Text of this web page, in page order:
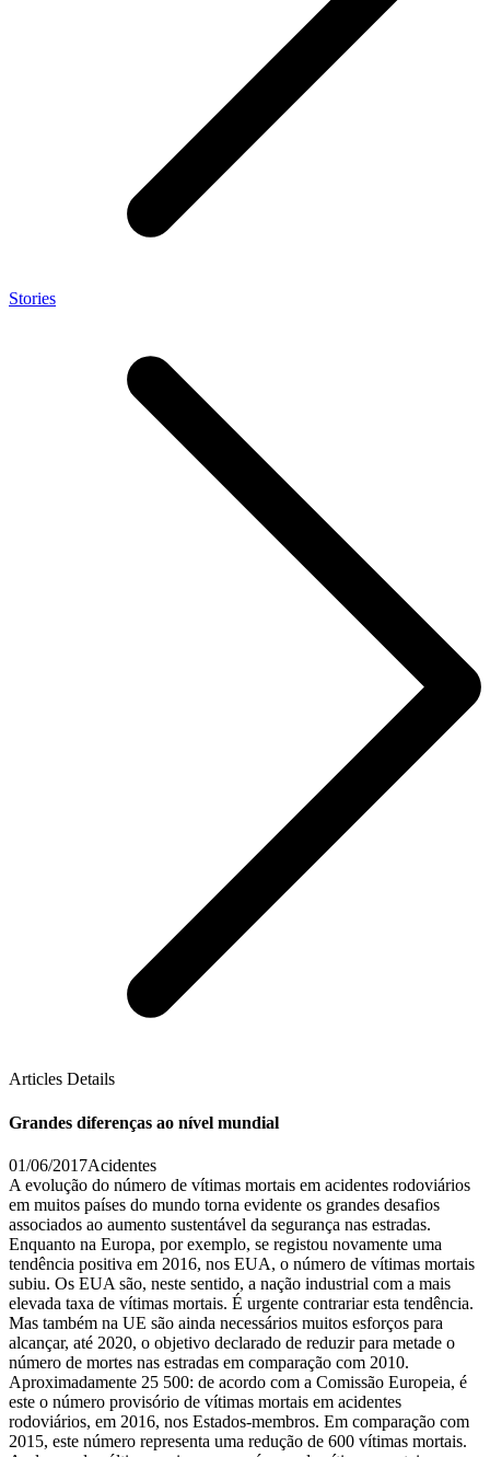
Stories
Articles Details
Grandes diferenças ao nível mundial
01/06/2017Acidentes
A evolução do número de vítimas mortais em acidentes rodoviários
em muitos países do mundo torna evidente os grandes desafios
associados ao aumento sustentável da segurança nas estradas.
Enquanto na Europa, por exemplo, se registou novamente uma
tendência positiva em 2016, nos EUA, o número de vítimas mortais
subiu. Os EUA são, neste sentido, a nação industrial com a mais
elevada taxa de vítimas mortais. É urgente contrariar esta tendência.
Mas também na UE são ainda necessários muitos esforços para
alcançar, até 2020, o objetivo declarado de reduzir para metade o
número de mortes nas estradas em comparação com 2010.
Aproximadamente 25 500: de acordo com a Comissão Europeia, é
este o número provisório de vítimas mortais em acidentes
rodoviários, em 2016, nos Estados-membros. Em comparação com
2015, este número representa uma redução de 600 vítimas mortais.